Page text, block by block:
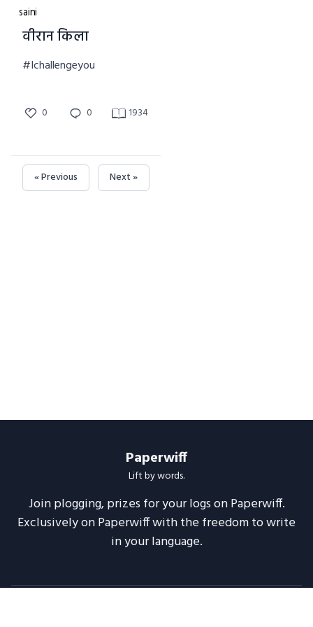
वीरान किला
#Ichallengeyou
0 0 1934
« Previous Next »
Paperwiff
Lift by words.
Join plogging, prizes for your logs on Paperwiff.
Exclusively on Paperwiff with the freedom to write
in your language.